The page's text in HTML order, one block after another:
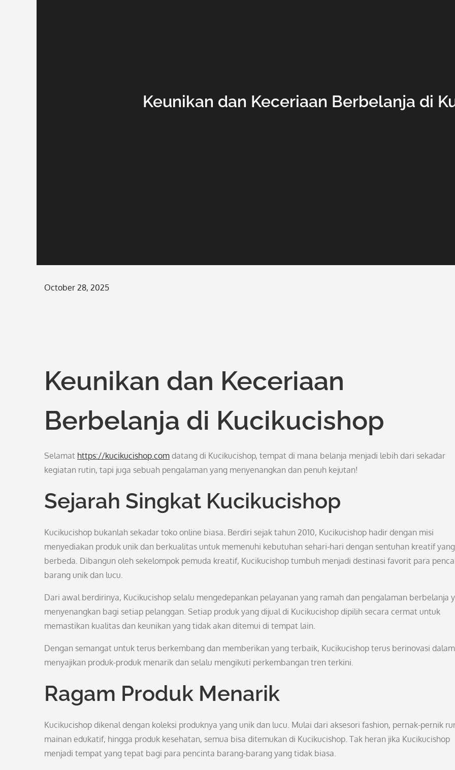
Keunikan dan Keceriaan Berbelanja di
Posted
October 28, 2025
Keunikan dan Keceriaan
Berbelanja di Kucikucishop
Selamat https://kucikucishop.com datang di Kucikucishop, tempat di mana belanja menjadi lebih dari sekadar
kegiatan rutin, tapi juga sebuah pengalaman yang menyenangkan dan penuh kejutan!
Sejarah Singkat Kucikucishop
Kucikucishop bukanlah sekadar toko online biasa. Berdiri sejak tahun 2010, Kucikucishop hadir dengan misi
menyediakan produk unik dan berkualitas untuk memenuhi kebutuhan sehari-hari dengan sentuhan kreatif yang
berbeda. Dibangun oleh sekelompok pemuda kreatif, Kucikucishop tumbuh menjadi destinasi favorit para
barang unik dan lucu.
Dari awal berdirinya, Kucikucishop selalu mengedepankan pelayanan yang ramah dan pengalaman berbelanja
menyenangkan bagi setiap pelanggan. Setiap produk yang dijual di Kucikucishop dipilih secara cermat untuk
memastikan kualitas dan keunikan yang tidak akan ditemui di tempat lain.
Dengan semangat untuk terus berkembang dan memberikan yang terbaik, Kucikucishop terus berinovasi dalam
menyajikan produk-produk menarik dan selalu mengikuti perkembangan tren terkini.
Ragam Produk Menarik
Kucikucishop dikenal dengan koleksi produknya yang unik dan lucu. Mulai dari aksesori fashion, pernak-pernik
mainan edukatif, hingga produk kesehatan, semua bisa ditemukan di Kucikucishop. Tak heran jika Kucikucishop
menjadi tempat yang tepat bagi para pencinta barang-barang yang tidak biasa.